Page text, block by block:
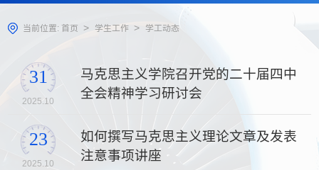
当前位置: 首页 > 学生工作 > 学工动态
31
2025.10
马克思主义学院召开党的二十届四中
全会精神学习研讨会
23
2025.10
如何撰写马克思主义理论文章及发表
注意事项讲座